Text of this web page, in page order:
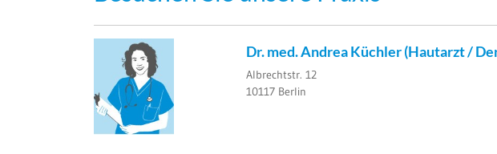
Dr. med. Andrea Küchler(Hautarzt /
Albrechtstr. 12
10117 Berlin